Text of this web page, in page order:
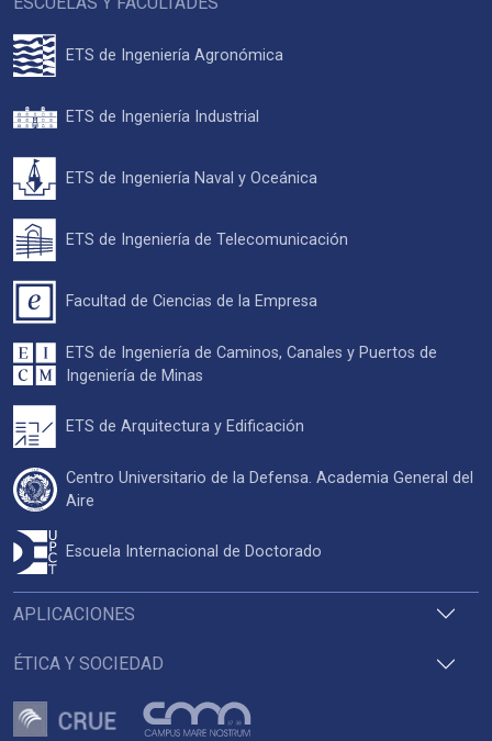
APLICACIONES
ÉTICA Y SOCIEDAD
ETS de Ingeniería Agronómica
ETS de Ingeniería Industrial
ETS de Ingeniería Naval y Oceánica
ETS de Ingeniería de Telecomunicación
Facultad de Ciencias de la Empresa
ETS de Ingeniería de Caminos, Canales y Puertos de
Ingeniería de Minas
ETS de Arquitectura y Edificación
Centro Universitario de la Defensa. Academia General del
Aire
Escuela Internacional de Doctorado